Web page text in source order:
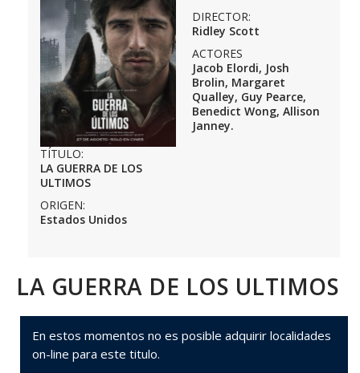
TÍTULO:
LA GUERRA DE LOS
ULTIMOS
ORIGEN:
Estados Unidos
DIRECTOR:
Ridley Scott
ACTORES
Jacob Elordi, Josh
Brolin, Margaret
Qualley, Guy Pearce,
Benedict Wong, Allison
Janney.
LA GUERRA DE LOS ULTIMOS
En estos momentos no es posible adquirir localidades
on-line para este titulo.